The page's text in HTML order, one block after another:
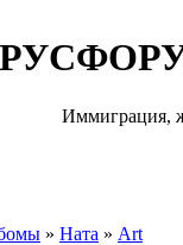
Иммиграция,
» Ната » Art